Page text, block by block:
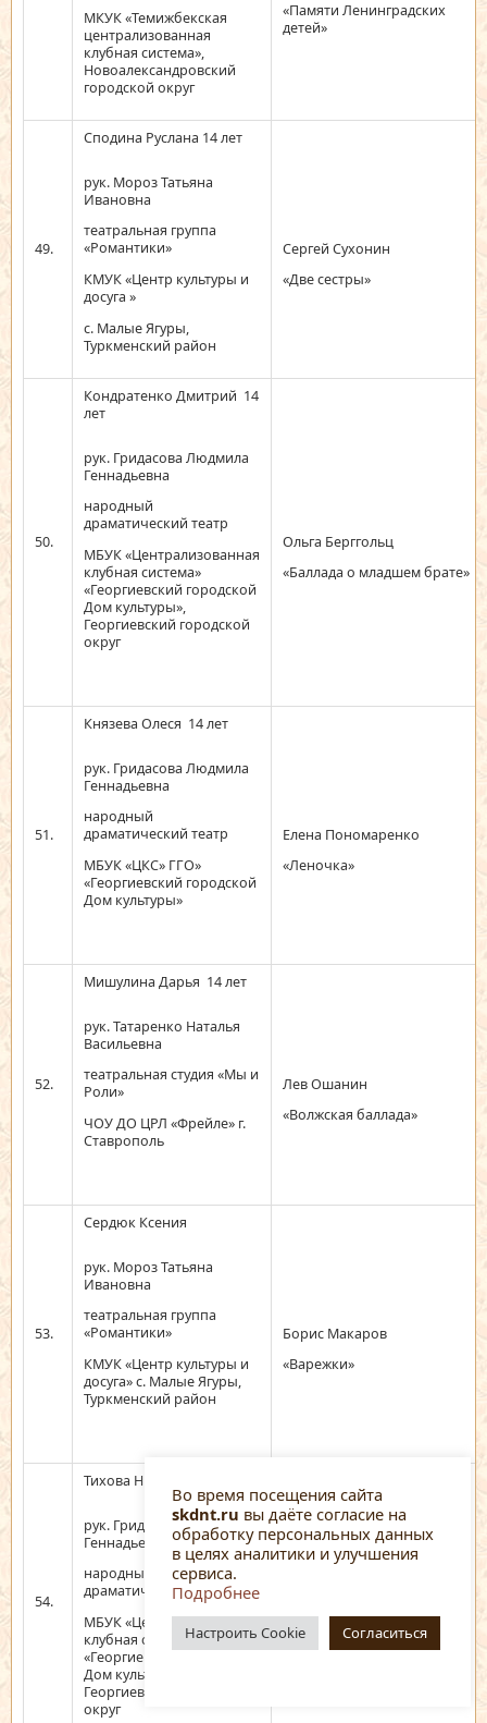
МКУК «Темижбекская
централизованная
клубная система»,
Новоалександровский
городской округ
«Памяти Ленинградских
детей»
49.
Сподина Руслана 14 лет
рук. Мороз Татьяна
Ивановна
театральная группа
«Романтики»
КМУК «Центр культуры и
досуга »
с. Малые Ягуры,
Туркменский район
Сергей Сухонин
«Две сестры»
50.
Кондратенко Дмитрий 14
лет
рук. Гридасова Людмила
Геннадьевна
народный
драматический театр
МБУК «Централизованная
клубная система»
«Георгиевский городской
Дом культуры»,
Георгиевский городской
округ
Ольга Берггольц
«Баллада о младшем брате»
51.
Князева Олеся 14 лет
рук. Гридасова Людмила
Геннадьевна
народный
драматический театр
МБУК «ЦКС» ГГО»
«Георгиевский городской
Дом культуры»
Елена Пономаренко
«Леночка»
52.
Мишулина Дарья 14 лет
рук. Татаренко Наталья
Васильевна
театральная студия «Мы и
Роли»
ЧОУ ДО ЦРЛ «Фрейле» г.
Ставрополь
Лев Ошанин
«Волжская баллада»
53.
Сердюк Ксения
рук. Мороз Татьяна
Ивановна
театральная группа
«Романтики»
КМУК «Центр культуры и
досуга» с. Малые Ягуры,
Туркменский район
Борис Макаров
«Варежки»
54.
Тихова Нина 15 лет
рук. Гридасова Людмила
Геннадьевна
народный
драматический театр
МБУК «Централизованная
клубная система»»
«Георгиевский городской
Дом культуры»,
Георгиевский городской
округ
«Волжская баллада»
Во время посещения сайта
skdnt.ru вы даёте согласие на
обработку персональных данных
в целях аналитики и улучшения
сервиса.
Подробнее
Настроить Cookie Согласиться